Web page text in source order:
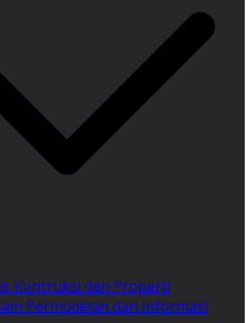
Kontruksi dan Properti
Permodelan dan Informasi